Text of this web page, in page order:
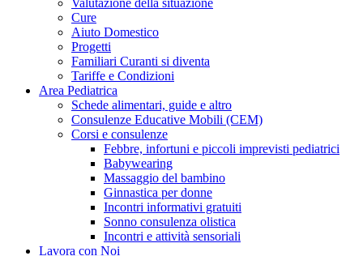
Valutazione della situazione
Cure
Aiuto Domestico
Progetti
Familiari Curanti si diventa
Tariffe e Condizioni
Area Pediatrica
Schede alimentari, guide e altro
Consulenze Educative Mobili (CEM)
Corsi e consulenze
Febbre, infortuni e piccoli imprevisti pediatrici
Babywearing
Massaggio del bambino
Ginnastica per donne
Incontri informativi gratuiti
Sonno consulenza olistica
Incontri e attività sensoriali
Lavora con Noi